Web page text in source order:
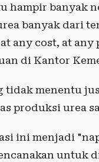
hampir banyak
banyak dari
any cost, at
di Kantor
menentu
produksi urea
ini menjadi
untuk